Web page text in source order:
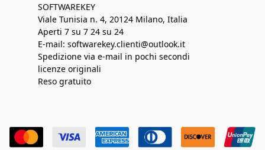
SOFTWAREKEY
Viale Tunisia n. 4, 20124 Milano, Italia
Aperti 7 su 7 24 su 24
E-mail: softwarekey.clienti@outlook.it
Spedizione via e-mail in pochi secondi
licenze originali
Reso gratuito